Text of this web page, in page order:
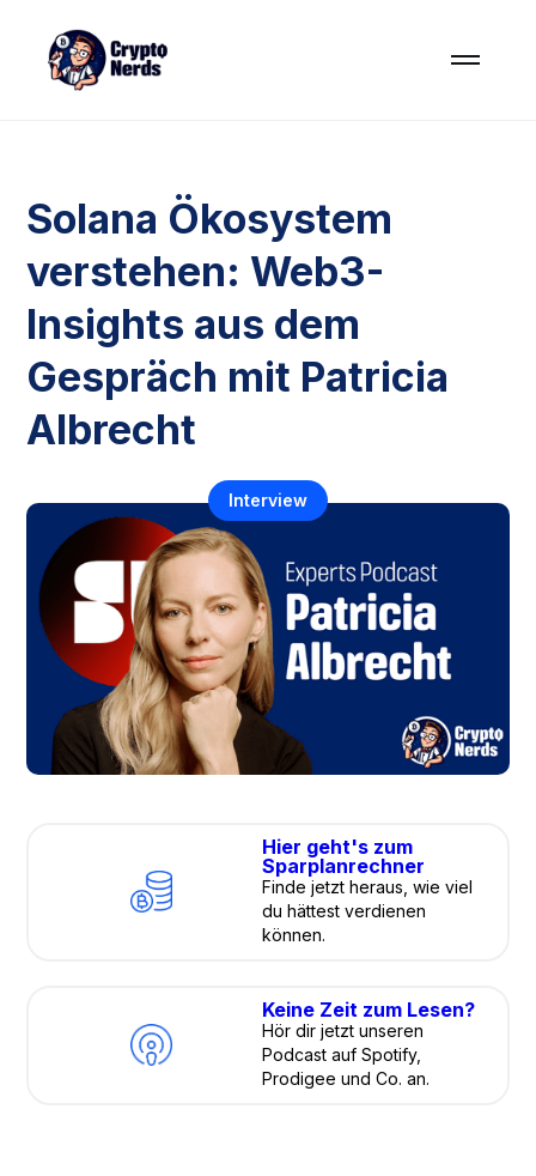
Solana Ökosystem
verstehen: Web3-
Insights aus dem
Gespräch mit Patricia
Albrecht
Interview
Hier geht's zum
Sparplanrechner
Finde jetzt heraus, wie viel
du hättest verdienen
können.
Keine Zeit zum Lesen?
Hör dir jetzt unseren
Podcast auf Spotify,
Prodigee und Co. an.